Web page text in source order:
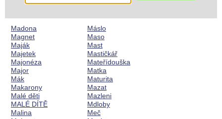
Madona
Magnet
Maják
Majetek
Majonéza
Major
Mák
Makarony
Malé děti
MALÉ DÍTĚ
Malina
Máslo
Maso
Mast
Mastičkář
Mateřídouška
Matka
Maturita
Mazat
Mazleni
Mdloby
Meč